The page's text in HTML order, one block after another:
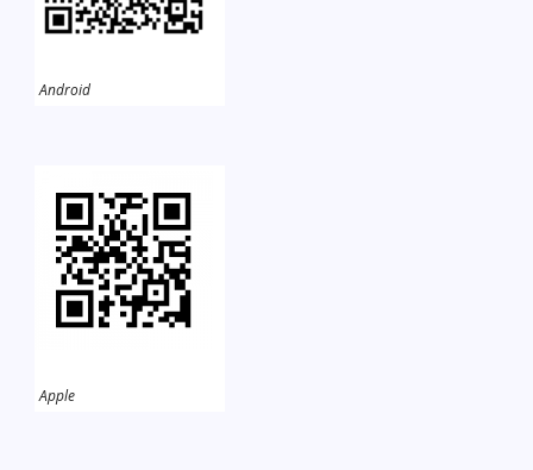
Android
Apple